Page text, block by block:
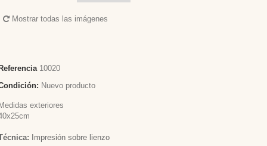
Mostrar todas las imágenes
10020
Nuevo producto
exteriores
Impresión sobre lienzo